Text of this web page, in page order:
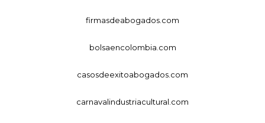
firmasdeabogados.com
bolsaencolombia.com
casosdeexitoabogados.com
carnavalindustriacultural.com